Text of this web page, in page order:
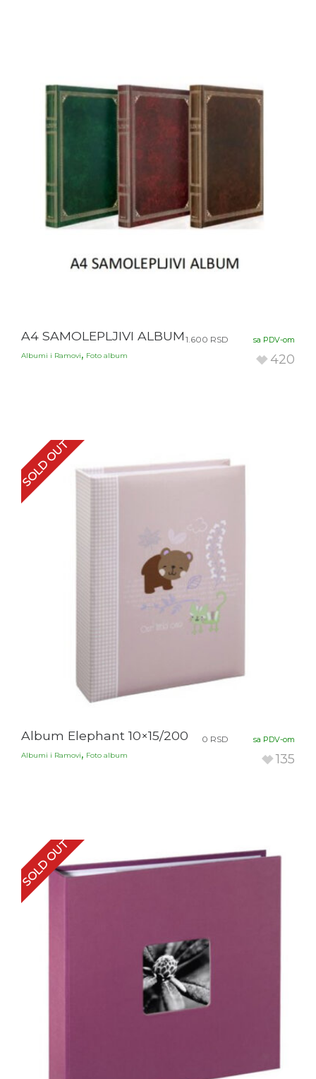
A4 SAMOLEPLJIVI ALBUM
Albumi i Ramovi, Foto album
1.600 RSD sa PDV-om
420
SOLD OUT
Album Elephant 10×15/200
Albumi i Ramovi, Foto album
0 RSD sa PDV-om
135
SOLD OUT